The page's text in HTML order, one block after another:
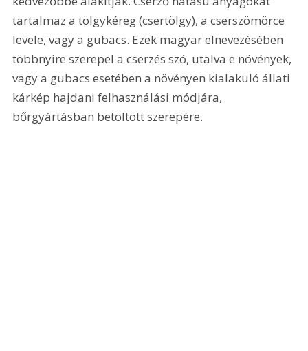
tartalmaz a tölgykéreg (csertölgy), a cserszömörce
levele, vagy a gubacs. Ezek magyar elnevezésében
többnyire szerepel a cserzés szó, utalva e növények,
vagy a gubacs esetében a növényen kialakuló állati
kárkép hajdani felhasználási módjára,
bőrgyártásban betöltött szerepére.